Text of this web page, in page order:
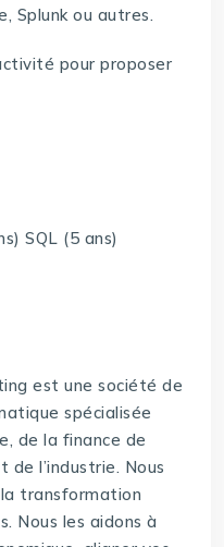
Splunk ou autres.
pour proposer
SQL (5 ans)
est une société de
spécialisée
de la finance de
de l’industrie. Nous
transformation
Nous les aidons à